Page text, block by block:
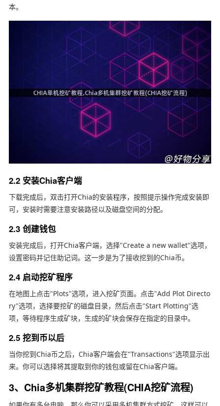
本。
2.2 安装Chia客户端
下载完成后，双击打开Chia的安装程序，按照提示操作完成安装即
可，安装时需要注意安装路径以及磁盘空间的分配。
2.3 创建钱包
安装完成后，打开Chia客户端，选择"Create a new wallet"选项，
设置密码并记住助记词。这一步是为了接收挖到的Chia币。
2.4 启动挖矿程序
在地图上点击"Plots"选项，进入挖矿页面。点击"Add Plot Directo
ry"选项，选择要挖矿的磁盘目录，然后点击"Start Plotting"选
项，等待程序生成矿块，生成的矿块会保存在指定的目录中。
2.5 挖到币以后
当你挖到Chia币之后，Chia客户端会在"Transactions"选项显示出
来。你可以选择将其提取到你的钱包或留在Chia客户端。
3、Chia多机集群挖矿教程(CHIA挖矿流程)